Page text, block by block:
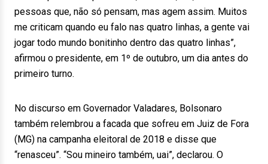
pessoas que, não só pensam, mas agem assim. Muitos
me criticam quando eu falo nas quatro linhas, a gente vai
jogar todo mundo bonitinho dentro das quatro linhas”,
afirmou o presidente, em 1º de outubro, um dia antes do
primeiro turno.
No discurso em Governador Valadares, Bolsonaro
também relembrou a facada que sofreu em Juiz de Fora
(MG) na campanha eleitoral de 2018 e disse que
“renasceu”. “Sou mineiro também, uai”, declarou. O